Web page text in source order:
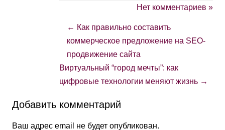
Нет комментариев »
← Как правильно составить
коммерческое предложение на SEO-
продвижение сайта
Виртуальный “город мечты”: как
цифровые технологии меняют жизнь →
Добавить комментарий
Ваш адрес email не будет опубликован.